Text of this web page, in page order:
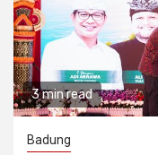
3 min read
Badung